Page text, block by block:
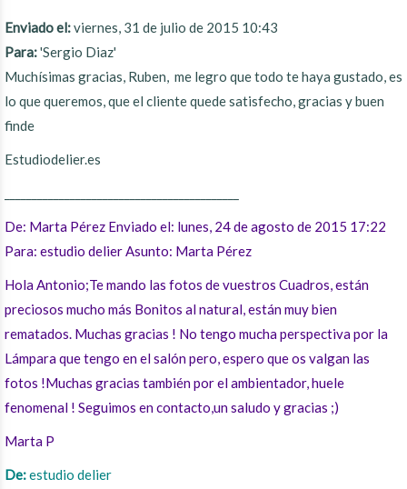
Enviado el:viernes, 31 de julio de 2015 10:43
Para:'Sergio Diaz'
Muchísimas gracias, Ruben, me legro que todo te haya gustado, es
lo que queremos, que el cliente quede satisfecho, gracias y buen
finde
Estudiodelier.es
De: Marta Pérez Enviado el: lunes, 24 de agosto de 2015 17:22
Para: estudio delier Asunto: Marta Pérez
Hola Antonio;Te mando las fotos de vuestros Cuadros, están
preciosos mucho más Bonitos al natural, están muy bien
rematados. Muchas gracias ! No tengo mucha perspectiva por la
Lámpara que tengo en el salón pero, espero que os valgan las
fotos !Muchas gracias también por el ambientador, huele
fenomenal ! Seguimos en contacto,un saludo y gracias ;)
Marta P
De:estudio delier